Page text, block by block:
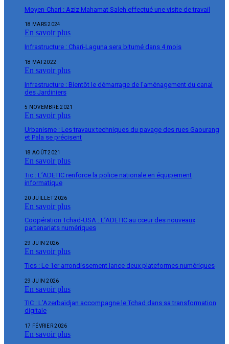
Moyen-Chari : Aziz Mahamat Saleh effectué une visite de travail
18 MARS 2024
En savoir plus
Infrastructure : Chari-Laguna sera bitumé dans 4 mois
18 MAI 2022
En savoir plus
Infrastructure : Bientôt le démarrage de l’aménagement du canal
des Jardiniers
5 NOVEMBRE 2021
En savoir plus
Urbanisme : Les travaux techniques du pavage des rues Gaourang
et Pala se précisent
18 AOÛT 2021
En savoir plus
Tic : L’ADETIC renforce la police nationale en équipement
informatique
20 JUILLET 2026
En savoir plus
Coopération Tchad-USA : L’ADETIC au cœur des nouveaux
partenariats numériques
29 JUIN 2026
En savoir plus
Tics : Le 1er arrondissement lance deux plateformes numériques
29 JUIN 2026
En savoir plus
TIC : L’Azerbaïdjan accompagne le Tchad dans sa transformation
digitale
17 FÉVRIER 2026
En savoir plus